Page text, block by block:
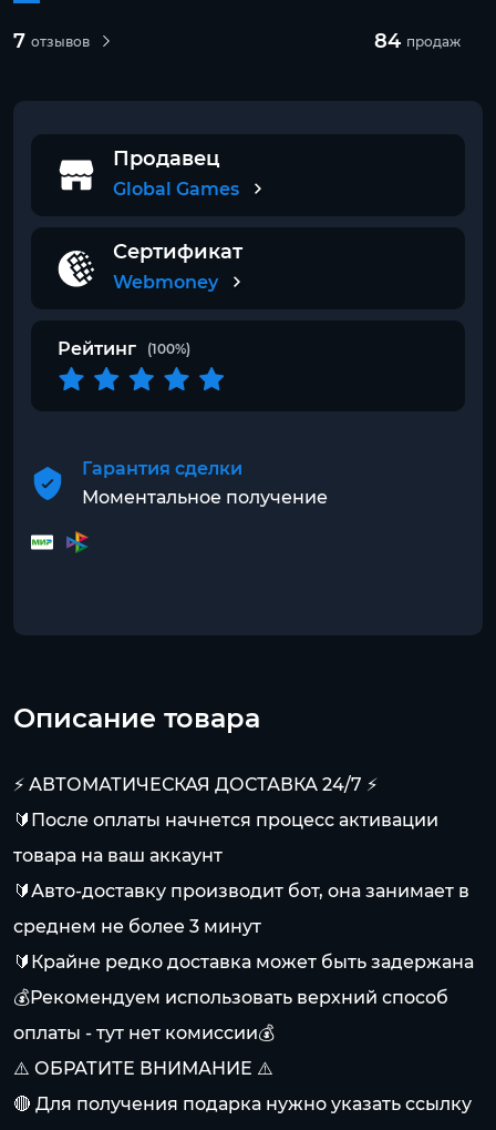
7 отзывов 84 продаж
Продавец
Global Games
Сертификат
Webmoney
Рейтинг (100%)
Гарантия сделки
Моментальное получение
Описание товара
⚡️ АВТОМАТИЧЕСКАЯ ДОСТАВКА 24/7 ⚡️
🔰После оплаты начнется процесс активации
товара на ваш аккаунт
🔰Авто-доставку производит бот, она занимает в
среднем не более 3 минут
🔰Крайне редко доставка может быть задержана
💰Рекомендуем использовать верхний способ
оплаты - тут нет комиссии💰
⚠️ ОБРАТИТЕ ВНИМАНИЕ ⚠️
🔴 Для получения подарка нужно указать ссылку